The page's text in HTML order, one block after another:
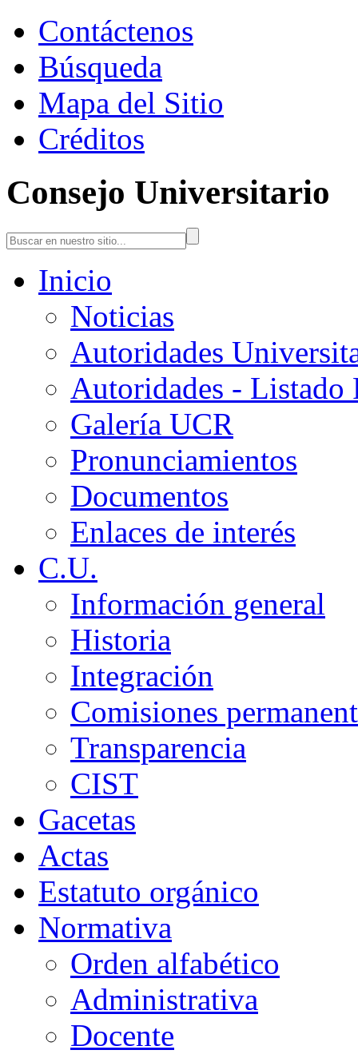
Contáctenos
Búsqueda
Mapa del Sitio
Créditos
Consejo Universitario
Inicio
Noticias
Autoridades
Autoridades - Listado
Galería UCR
Pronunciamientos
Documentos
Enlaces de interés
C.U.
Información general
Historia
Integración
Comisiones
Transparencia
CIST
Gacetas
Actas
Estatuto orgánico
Normativa
Orden alfabético
Administrativa
Docente